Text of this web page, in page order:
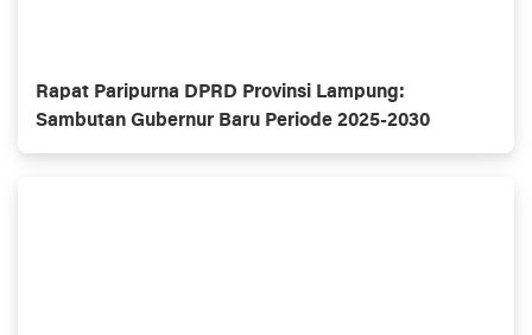
Rapat Paripurna DPRD Provinsi Lampung:
Sambutan Gubernur Baru Periode 2025-2030